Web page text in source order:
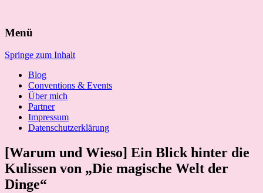
nach:
Menü
Springe zum Inhalt
Blog
Conventions & Events
Über mich
Partner
Impressum
Datenschutzerklärung
[Warum und Wieso] Ein Blick hinter die
Kulissen von „Die magische Welt der
Dinge“